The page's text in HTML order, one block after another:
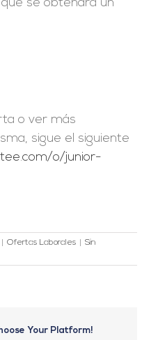
se obtendrá un
o ver más
sigue el siguiente
o/junior-
Ofertas Laborales
Sin
Your Platform!